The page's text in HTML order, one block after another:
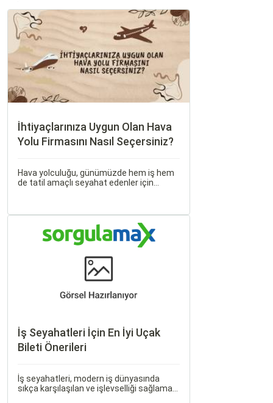
İhtiyaçlarınıza Uygun Olan Hava
Yolu Firmasını Nasıl Seçersiniz?
Hava yolculuğu, günümüzde hem iş hem
de tatil amaçlı seyahat edenler için
İş Seyahatleri İçin En İyi Uçak
Bileti Önerileri
İş seyahatleri, modern iş dünyasında
sıkça karşılaşılan ve işlevselliği sağlamak